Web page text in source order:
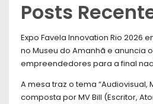
Posts
Expo Favela Innovation Rio 2026
no Museu do Amanhã e anuncia
empreendedores para a final
A mesa traz o tema “Audiovisual,
composta por MV Bill (Escritor,